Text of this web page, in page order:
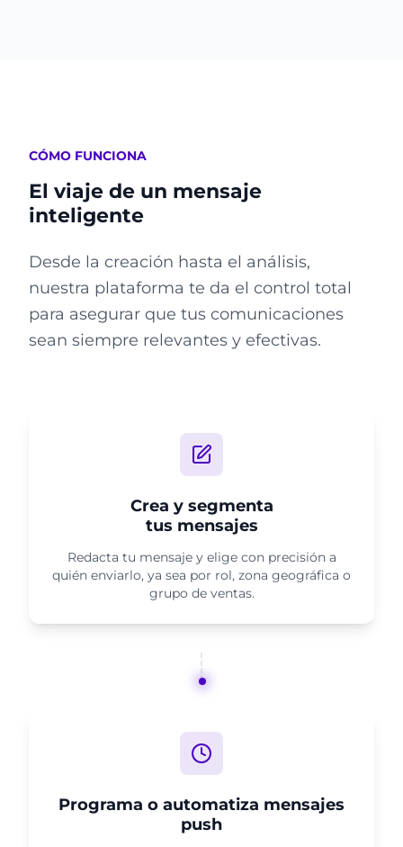
CÓMO FUNCIONA
El viaje de un mensaje
inteligente
Desde la creación hasta el análisis,
nuestra plataforma te da el control total
para asegurar que tus comunicaciones
sean siempre relevantes y efectivas.
Crea y segmenta
tus mensajes
Redacta tu mensaje y elige con precisión a
quién enviarlo, ya sea por rol, zona geográfica o
grupo de ventas.
Programa o automatiza mensajes
push